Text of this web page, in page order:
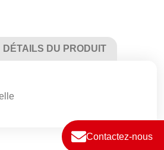
Contactez-nous
DÉTAILS DU PRODUIT